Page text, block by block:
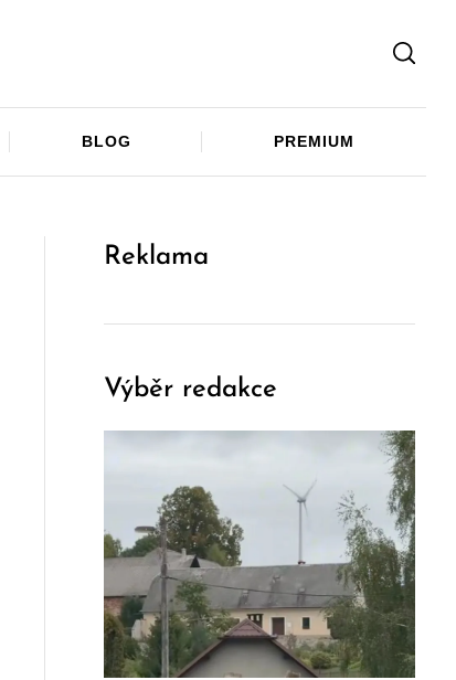
BLOG PREMIUM
Reklama
Výběr redakce